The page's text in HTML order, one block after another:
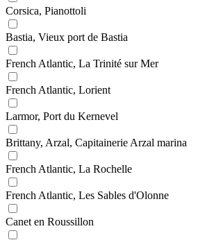
Corsica, Pianottoli
Bastia, Vieux port de Bastia
French Atlantic, La Trinité sur Mer
French Atlantic, Lorient
Larmor, Port du Kernevel
Brittany, Arzal, Capitainerie Arzal marina
French Atlantic, La Rochelle
French Atlantic, Les Sables d'Olonne
Canet en Roussillon